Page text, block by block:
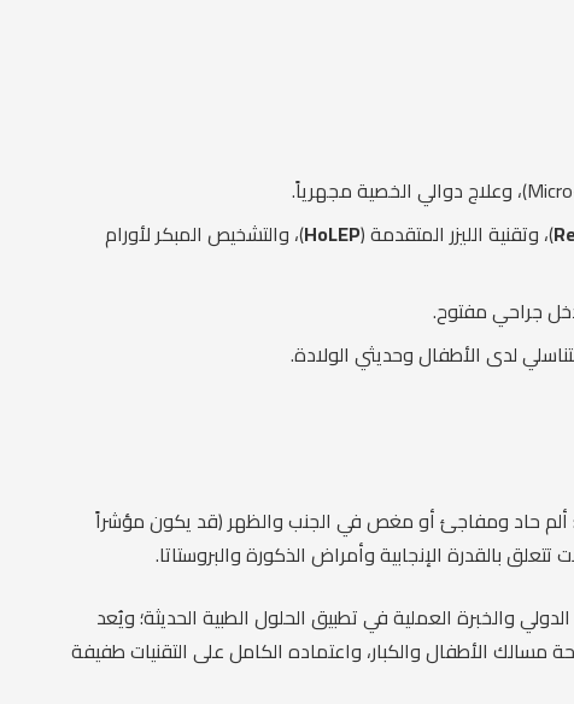
)، وتقنية الليزر المتقدمة (HoLEP)، والتشخيص المبكر لأورام
لدى الأطفال وحديثي الولادة.
ألم حاد ومفاجئ أو مغص في الجنب والظهر (قد يكون مؤشراً
بالقدرة الإنجابية وأمراض الذكورة والبروستاتا.
والخبرة العملية في تطبيق الحلول الطبية الحديثة؛ ويُعد
الأطفال والكبار، واعتماده الكامل على التقنيات طفيفة